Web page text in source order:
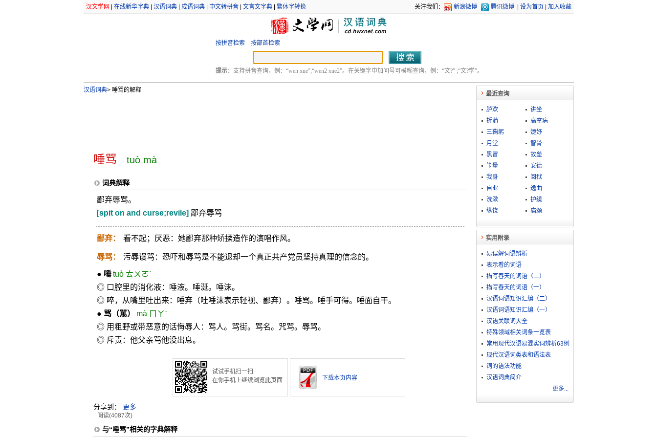
汉文学网 在线新华字典| 汉语词典| 成语词典| 中文转拼音| 文言文字典| 繁体字转换 关注我们： 新浪微博 腾讯微博 设为首页 加入收藏
按拼音检索 按部首检索
提示： 支持拼音查询，例：“wen xue”;“wen2 xue2”。在关键字中加问号可模糊查询，例：“文?” ;“文?学”。
汉语词典>唾骂的解释
唾骂 tuò mà
词典解释
鄙弃辱骂。
[spit on and curse;revile] 鄙弃辱骂
鄙弃： 看不起；厌恶：她鄙弃那种矫揉造作的演唱作风。
辱骂： 污辱谩骂：恐吓和辱骂是不能退却一个真正共产党员坚持真理的信念的。
● 唾 tuò ㄊㄨㄛˋ
◎ 口腔里的消化液：唾液。唾涎。唾沫。
◎ 啐，从嘴里吐出来：唾弃（吐唾沫表示轻视、鄙弃）。唾骂。唾手可得。唾面自干。
● 骂（駡）
mà ㄇㄚˋ
◎ 用粗野或带恶意的话侮辱人：骂人。骂街。骂名。咒骂。辱骂。
◎ 斥责：他父亲骂他没出息。
试试手机扫一扫
在你手机上继续浏览此页面
下载本页内容
分享到： 更多
阅读(4087次)
与“唾骂”相关的字典解释
最近查询
胪欢
讲坐
折蒲
高空病
三鞠躬
婕妤
月堂
智骨
黑冒
故垒
笇量
安德
我身
阅狱
自业
逸曲
洗漱
护繞
纵饶
庙颂
实用附录
易误解词语辨析
表示看的词语
描写春天的词语（二）
描写春天的词语（一）
汉语词语知识汇编（二）
汉语词语知识汇编（一）
汉语关联词大全
特殊领域相关词条一览表
常用现代汉语易混实词辨析63例
现代汉语词类表和语法表
词的语法功能
汉语词典简介
更多...